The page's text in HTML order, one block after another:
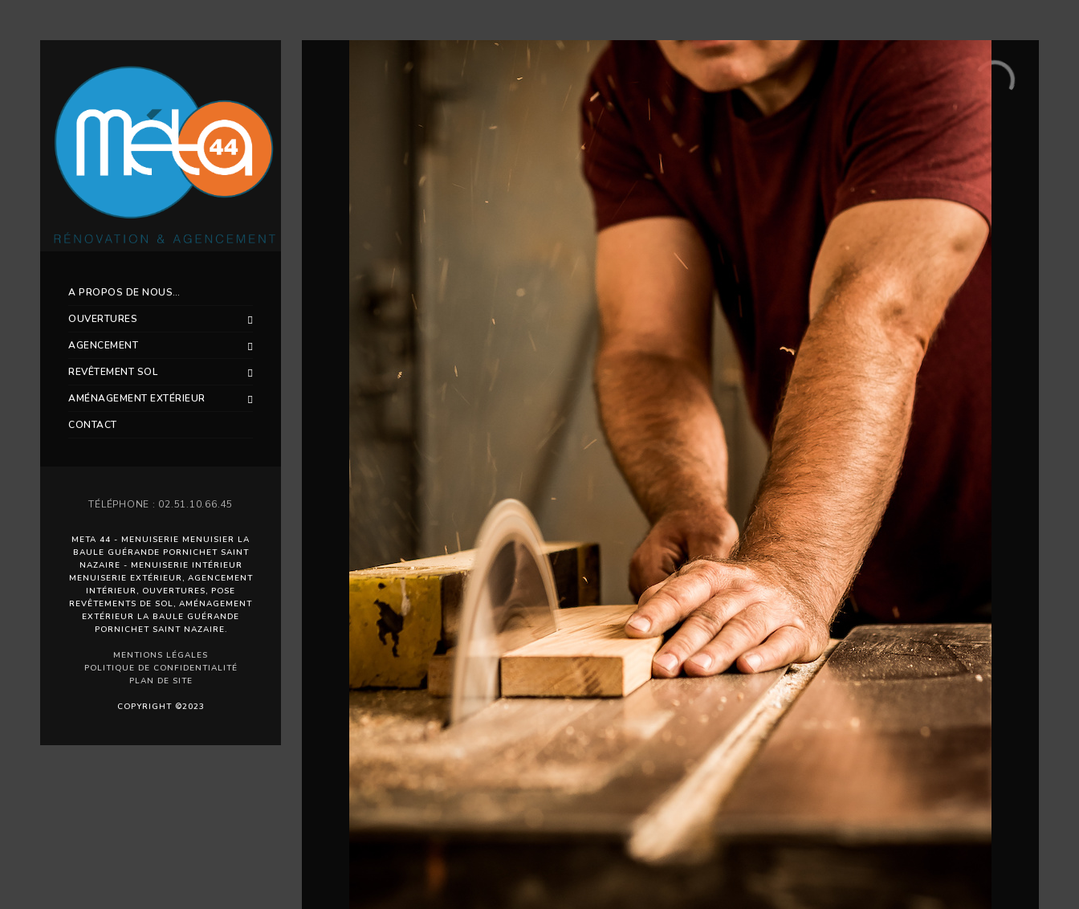
A PROPOS DE NOUS…
OUVERTURES
AGENCEMENT
REVÊTEMENT SOL
AMÉNAGEMENT EXTÉRIEUR
CONTACT
TÉLÉPHONE : 02.51.10.66.45
META 44 - MENUISERIE MENUISIER LA
BAULE GUÉRANDE PORNICHET SAINT
NAZAIRE - MENUISERIE INTÉRIEUR
MENUISERIE EXTÉRIEUR, AGENCEMENT
INTÉRIEUR, OUVERTURES, POSE
REVÊTEMENTS DE SOL, AMÉNAGEMENT
EXTÉRIEUR LA BAULE GUÉRANDE
PORNICHET SAINT NAZAIRE.
MENTIONS LÉGALES
POLITIQUE DE CONFIDENTIALITÉ
PLAN DE SITE
COPYRIGHT ©2023